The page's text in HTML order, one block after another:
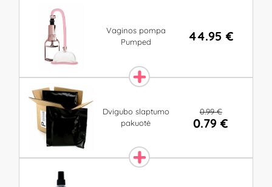
Vaginos pompa
Pumped
44.95 €
Dvigubo slaptumo
pakuotė
0.99 €
0.79 €